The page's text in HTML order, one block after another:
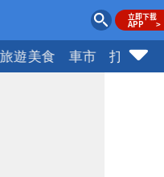
旅遊美食 車市 打詐